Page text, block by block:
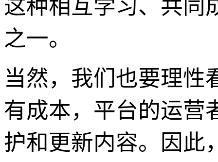
这种相互学习、共同
之一。
当然，我们也要理性
有成本，平台的运营
护和更新内容。因此